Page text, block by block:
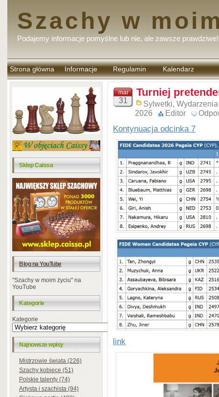
Szachy w
Podajemy informacje pomyślne lub nie, ale zawsze prawdziwe!
Strona główna Informacje Regulamin
komentarzy
Kalendarz
Sklep Caissa
Blog na YouTube
"Szachy w moim życiu" na
YouTube
Kategorie
Kategorie
Najnowsze wpisy
Mistrzowie świata (226)
Szachy kobiece (51)
Polskie talenty (74)
Artysta i szachista (94)
mar
31
Turniej
Sylwetki,
2026
Editor
Kontynuacja odcinka 7
link